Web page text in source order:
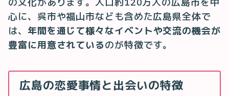
心に、呉市や福山市なども含めた広島県全体で
は、 年間を通じて様々なイベントや交流の機会が
豊富に用意されているのが特徴です。
広島の恋愛事情と出会いの特徴